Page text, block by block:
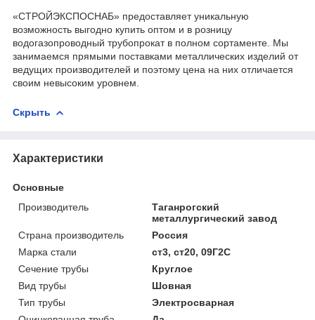
«СТРОЙЭКСПОСНАБ» предоставляет уникальную
возможность выгодно купить оптом и в розницу
водогазопроводный трубопрокат в полном сортаменте. Мы
занимаемся прямыми поставками металлических изделий от
ведущих производителей и поэтому цена на них отличается
своим невысоким уровнем.
Скрыть
Характеристики
Основные
Производитель
Таганрогский
металлургический завод
Страна производитель
Россия
Марка стали
ст3, ст20, 09Г2С
Сечение трубы
Круглое
Вид трубы
Шовная
Тип трубы
Электросварная